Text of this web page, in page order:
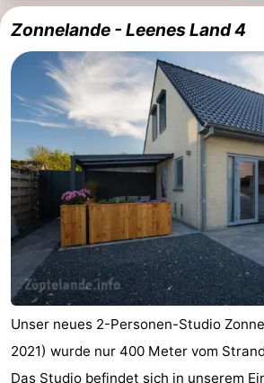
Zonnelande - Leenes Land 4
Unser neues 2-Personen-Studio
2021) wurde nur 400 Meter vom
Das Studio befindet sich in unserem